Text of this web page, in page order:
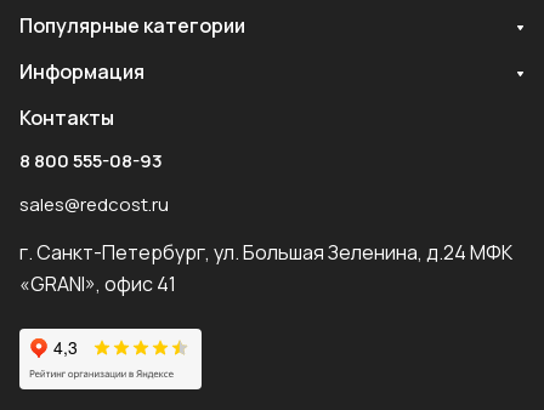
Популярные категории
Информация
Контакты
8 800 555-08-93
sales@redcost.ru
г. Санкт-Петербург, ул. Большая Зеленина, д.24 МФК
«GRANI», офис 41